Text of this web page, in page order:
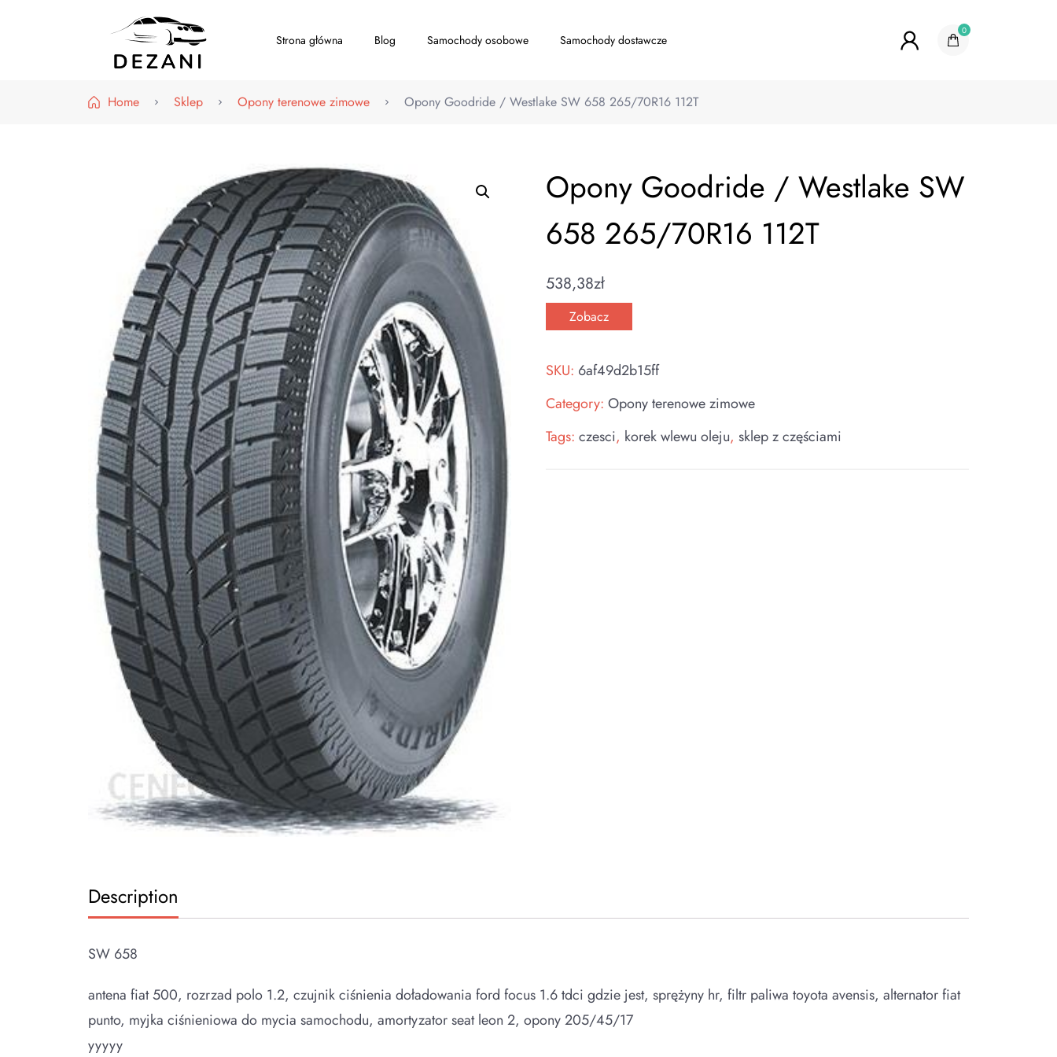
Strona główna Blog Samochody osobowe Samochody dostawcze
0
Home Sklep Opony terenowe zimowe Opony Goodride / Westlake SW 658 265/70R16 112T
Opony Goodride / Westlake SW
658 265/70R16 112T
538,38zł
Zobacz
SKU: 6af49d2b15ff
Category:Opony terenowe zimowe
Tags:czesci, korek wlewu oleju,sklep z częściami
Description
SW 658
antena fiat 500, rozrzad polo 1.2, czujnik ciśnienia doładowania ford focus 1.6 tdci gdzie jest, sprężyny hr, filtr paliwa toyota avensis, alternator fiat
punto, myjka ciśnieniowa do mycia samochodu, amortyzator seat leon 2, opony 205/45/17
yyyyy